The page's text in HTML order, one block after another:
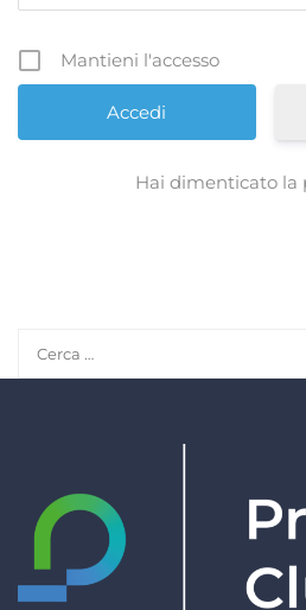
Mantieni l'accesso
Hai dimenticato la